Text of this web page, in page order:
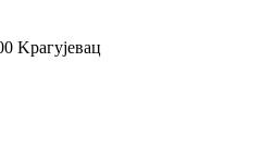
Kрагујевац